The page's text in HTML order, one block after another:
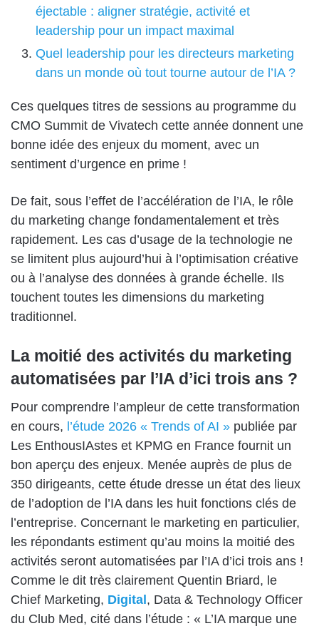
éjectable : aligner stratégie, activité et
leadership pour un impact maximal
Quel leadership pour les directeurs marketing
dans un monde où tout tourne autour de l’IA ?
Ces quelques titres de sessions au programme du
CMO Summit de Vivatech cette année donnent une
bonne idée des enjeux du moment, avec un
sentiment d’urgence en prime !
De fait, sous l’effet de l’accélération de l’IA, le rôle
du marketing change fondamentalement et très
rapidement. Les cas d’usage de la technologie ne
se limitent plus aujourd’hui à l’optimisation créative
ou à l’analyse des données à grande échelle. Ils
touchent toutes les dimensions du marketing
traditionnel.
La moitié des activités du marketing
automatisées par l’IA d’ici trois ans ?
Pour comprendre l’ampleur de cette transformation
en cours, l’étude 2026 « Trends of AI » publiée par
Les EnthousIAstes et KPMG en France fournit un
bon aperçu des enjeux. Menée auprès de plus de
350 dirigeants, cette étude dresse un état des lieux
de l’adoption de l’IA dans les huit fonctions clés de
l’entreprise. Concernant le marketing en particulier,
les répondants estiment qu’au moins la moitié des
activités seront automatisées par l’IA d’ici trois ans !
Comme le dit très clairement Quentin Briard, le
Chief Marketing, Digital , Data & Technology Officer
du Club Med, cité dans l’étude : « L’IA marque une